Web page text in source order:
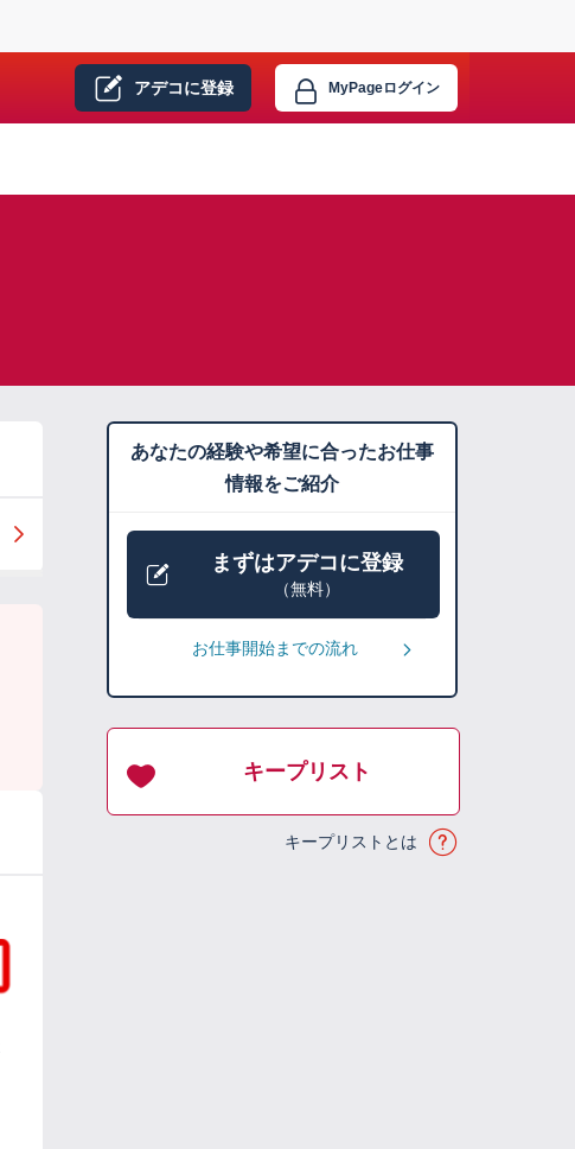
アデコに登録 MyPageログイン
あなたの経験や希望に合ったお仕事
情報をご紹介
まずはアデコに登録
（無料）
お仕事開始までの流れ
キープリスト
キープリストとは